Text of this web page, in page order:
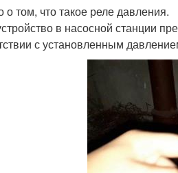
о том, что такое реле давления.
в насосной станции
с установленным